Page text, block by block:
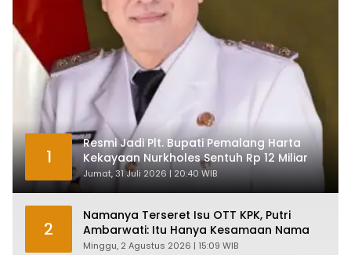
1
Resmi Jadi Plt. Bupati Pemalang Harta
Kekayaan Nurkholes Sentuh Rp 12 Miliar
Jumat, 31 Juli 2026 | 20:40 WIB
2
Namanya Terseret Isu OTT KPK, Putri
Ambarwati: Itu Hanya Kesamaan Nama
Minggu, 2 Agustus 2026 | 15:09 WIB